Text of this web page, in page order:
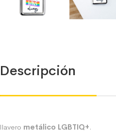
Descripción
llavero metálico LGBTIQ+.